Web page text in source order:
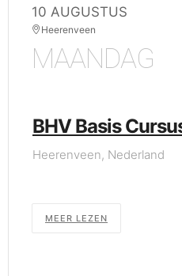
10 AUGUSTUS
Heerenveen
MAANDAG
BHV Basis
Heerenveen, Nederland
MEER LEZEN